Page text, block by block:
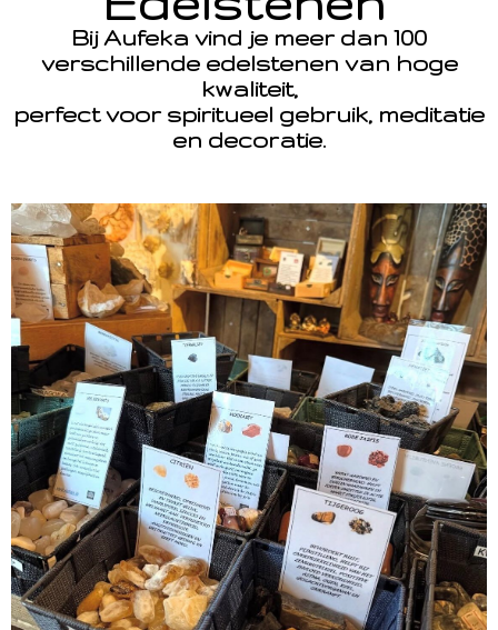
Bij Aufeka vind je meer dan 100
verschillende edelstenen van hoge
kwaliteit,
perfect voor spiritueel gebruik, meditatie
en decoratie.